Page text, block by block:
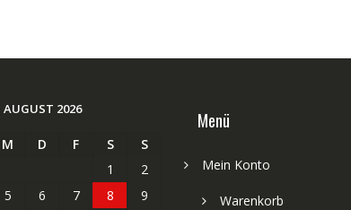
AUGUST 2026
M D F S
S
1
2
5 6 7 8
9
Menü
Mein Konto
Warenkorb